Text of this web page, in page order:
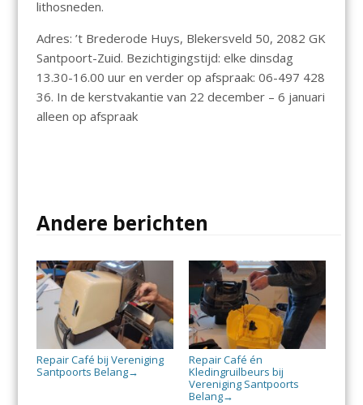
lithosneden.
Adres: ’t Brederode Huys, Blekersveld 50, 2082 GK
Santpoort-Zuid. Bezichtigingstijd: elke dinsdag
13.30-16.00 uur en verder op afspraak: 06-497 428
36. In de kerstvakantie van 22 december – 6 januari
alleen op afspraak
Andere berichten
Repair Café bij Vereniging
Santpoorts Belang→
Repair Café én
Kledingruilbeurs bij
Vereniging Santpoorts
Belang→